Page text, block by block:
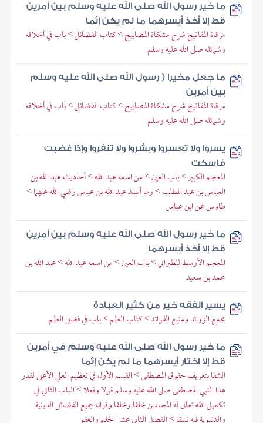
ما خير رسول الله صلى الله عليه وسلم بين أمرين
قط إلا أخذ أيسرهما ما لم يكن إثما
مرقاة المفاتيح شرح مشكاة المصابيح > كتاب الفضائل > باب في أخلاقه
وشمائله صلى الله عليه وسلم
ما جعل مخيرا ( رسول الله صلى الله عليه وسلم
بين أمرين
مرقاة المفاتيح شرح مشكاة المصابيح > كتاب الفضائل > باب في أخلاقه
وشمائله صلى الله عليه وسلم
يسروا ولا تعسروا وبشروا ولا تنفروا وإذا غضبت
فاسكت
المعجم الكبير > باب العين > من اسمه عبد الله > أحاديث عبد الله بن
العباس بن عبد المطلب > وما أسند عبد الله بن عباس رضي الله عنهما >
طاوس عن ابن عباس
ما خير رسول الله صلى الله عليه وسلم بين أمرين
قط إلا أخذ أيسرهما
المعجم الأوسط للطبراني > باب العين > من اسمه عبد الله > عبد الله بن
محمد بن سعيد
يسير الفقه خير من كثير العبادة
مجمع الزوائد ومنبع الفوائد > كتاب العلم > باب في فضل العلم
ما خير رسول الله صلى الله عليه وسلم في أمرين
قط إلا اختار أيسرهما ما لم يكن إثما
الشفا بتعريف حقوق المصطفى > القسم الأول في تعظيم العلي الأعلى لقدر
هذا النبي المصطفى صلى الله عليه وسلم قولا وفعلا > الباب الثاني في
تكميل الله تعالى له المحاسن خلقا وخلقا وقرانه جميع الفضائل الدينية